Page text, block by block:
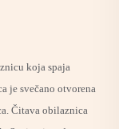
koja spaja
je svečano otvorena
Čitava obilaznica